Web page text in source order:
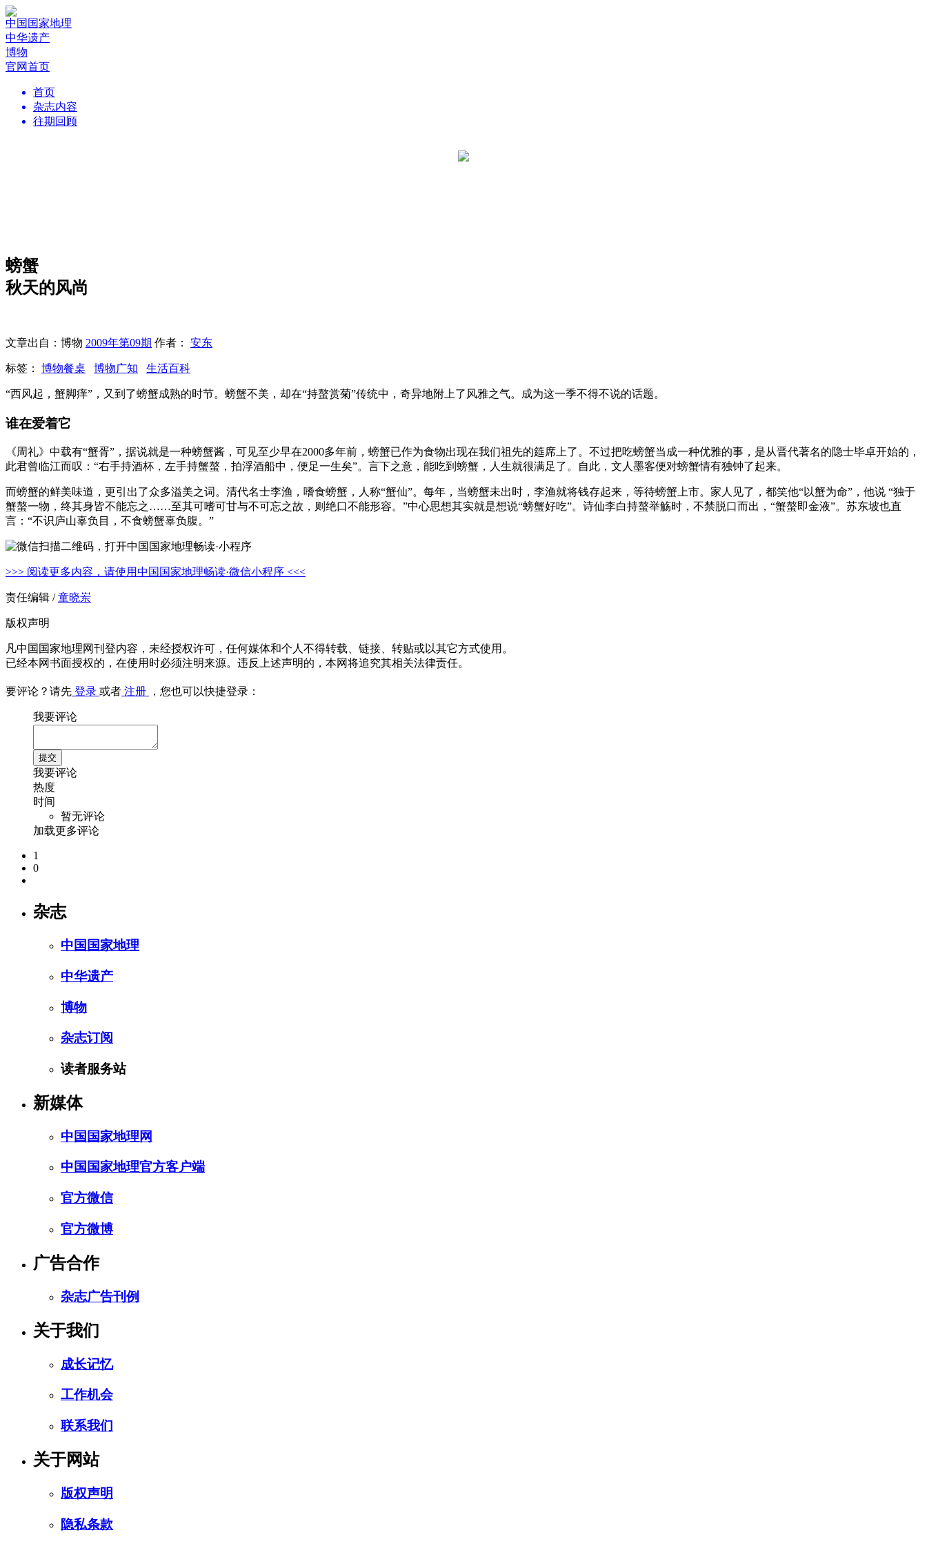
中国国家地理
中华遗产
博物
官网首页
首页
杂志内容
往期回顾
螃蟹
秋天的风尚
文章出自：博物 2009年第09期 作者： 安东
标签： 博物餐桌 博物广知 生活百科
“西风起，蟹脚痒”，又到了螃蟹成熟的时节。螃蟹不美，却在“持螯赏菊”传统中，奇异地附上了风雅之气。成为这一季不得不说的话题。
谁在爱着它
《周礼》中载有“蟹胥”，据说就是一种螃蟹酱，可见至少早在2000多年前，螃蟹已作为食物出现在我们祖先的筵席上了。不过把吃螃蟹当成一种优雅的事，是从晋代著名的隐士毕卓开始的，
此君曾临江而叹：“右手持酒杯，左手持蟹螯，拍浮酒船中，便足一生矣”。言下之意，能吃到螃蟹，人生就很满足了。自此，文人墨客便对螃蟹情有独钟了起来。
而螃蟹的鲜美味道，更引出了众多溢美之词。清代名士李渔，嗜食螃蟹，人称“蟹仙”。每年，当螃蟹未出时，李渔就将钱存起来，等待螃蟹上市。家人见了，都笑他“以蟹为命”，他说 “独于
蟹螯一物，终其身皆不能忘之……至其可嗜可甘与不可忘之故，则绝口不能形容。”中心思想其实就是想说“螃蟹好吃”。诗仙李白持螯举觞时，不禁脱口而出，“蟹螯即金液”。苏东坡也直
言：“不识庐山辜负目，不食螃蟹辜负腹。”
>>> 阅读更多内容，请使用中国国家地理畅读·微信小程序 <<<
责任编辑 /童晓岽
版权声明
凡中国国家地理网刊登内容，未经授权许可，任何媒体和个人不得转载、链接、转贴或以其它方式使用。
已经本网书面授权的，在使用时必须注明来源。违反上述声明的，本网将追究其相关法律责任。
要评论？请先 登录 或者 注册 ，您也可以快捷登录：
我要评论
我要评论
热度
时间
暂无评论
加载更多评论
1
0
杂志
中国国家地理
中华遗产
博物
杂志订阅
读者服务站
新媒体
中国国家地理网
中国国家地理官方客户端
官方微信
官方微博
广告合作
杂志广告刊例
关于我们
成长记忆
工作机会
联系我们
关于网站
版权声明
隐私条款